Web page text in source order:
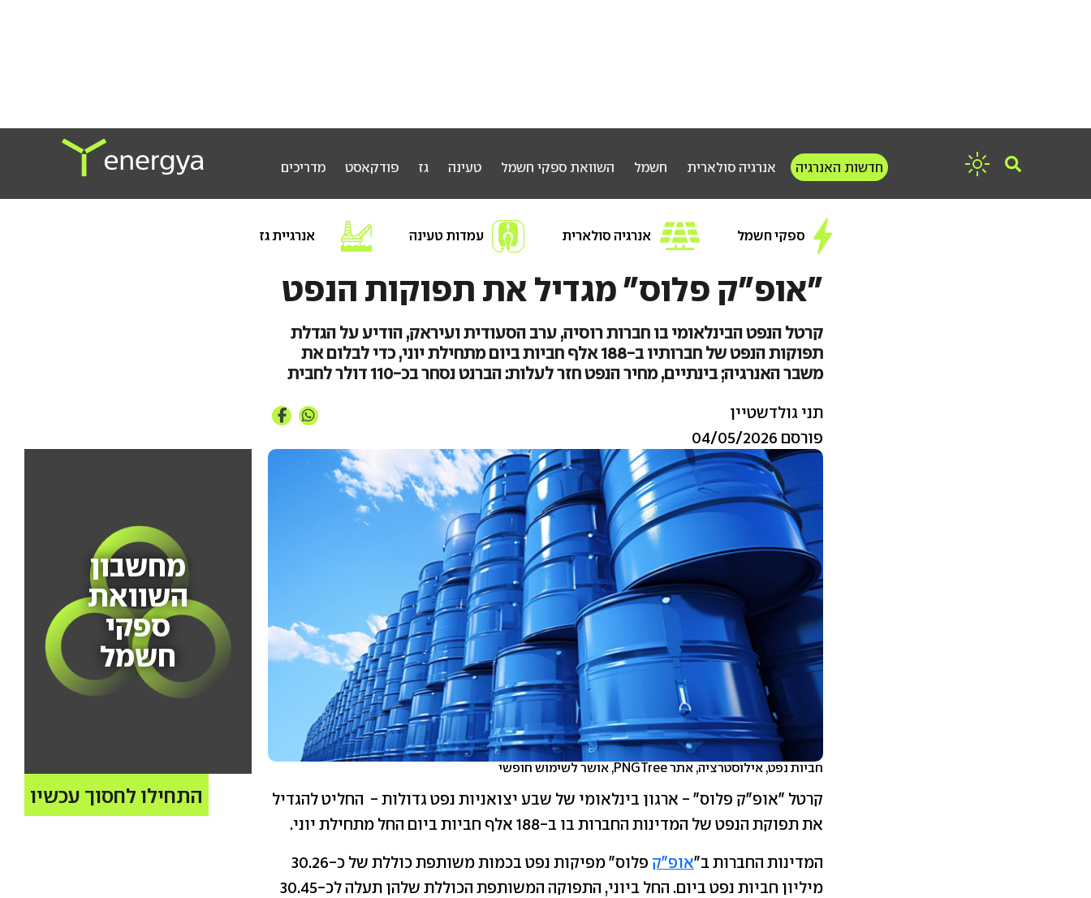
חפשו אנרגיה
חדשות האנרגיה אנרגיה סולארית חשמל השוואת ספקי חשמל טעינה גז פודקאסט מדריכים
ספקי חשמל אנרגיה סולארית עמדות טעינה אנרגיית גז
"אופ"ק פלוס" מגדיל את תפוקות הנפט
קרטל הנפט הבינלאומי בו חברות רוסיה, ערב הסעודית ועיראק, הודיע על הגדלת
תפוקות הנפט של חברותיו ב-188 אלף חביות ביום מתחילת יוני, כדי לבלום את
משבר האנרגיה; בינתיים, מחיר הנפט חזר לעלות: הברנט נסחר בכ-110 דולר לחבית
חביות נפט, אילוסטרציה, אתר PNGTree, אושר לשימוש חופשי
מחשבון
השוואת
ספקי
חשמל
התחילו לחסוך עכשיו
תני גולדשטיין
פורסם 04/05/2026
קרטל "אופ"ק פלוס" - ארגון בינלאומי של שבע יצואניות נפט גדולות - החליט להגדיל
את תפוקת הנפט של המדינות החברות בו ב-188 אלף חביות ביום החל מתחילת יוני.
המדינות החברות ב"אופ"ק
פלוס" מפיקות נפט בכמות משותפת כוללת של כ-30.26
מיליון חביות נפט ביום. החל ביוני, התפוקה המשותפת הכוללת שלהן תעלה לכ-30.45